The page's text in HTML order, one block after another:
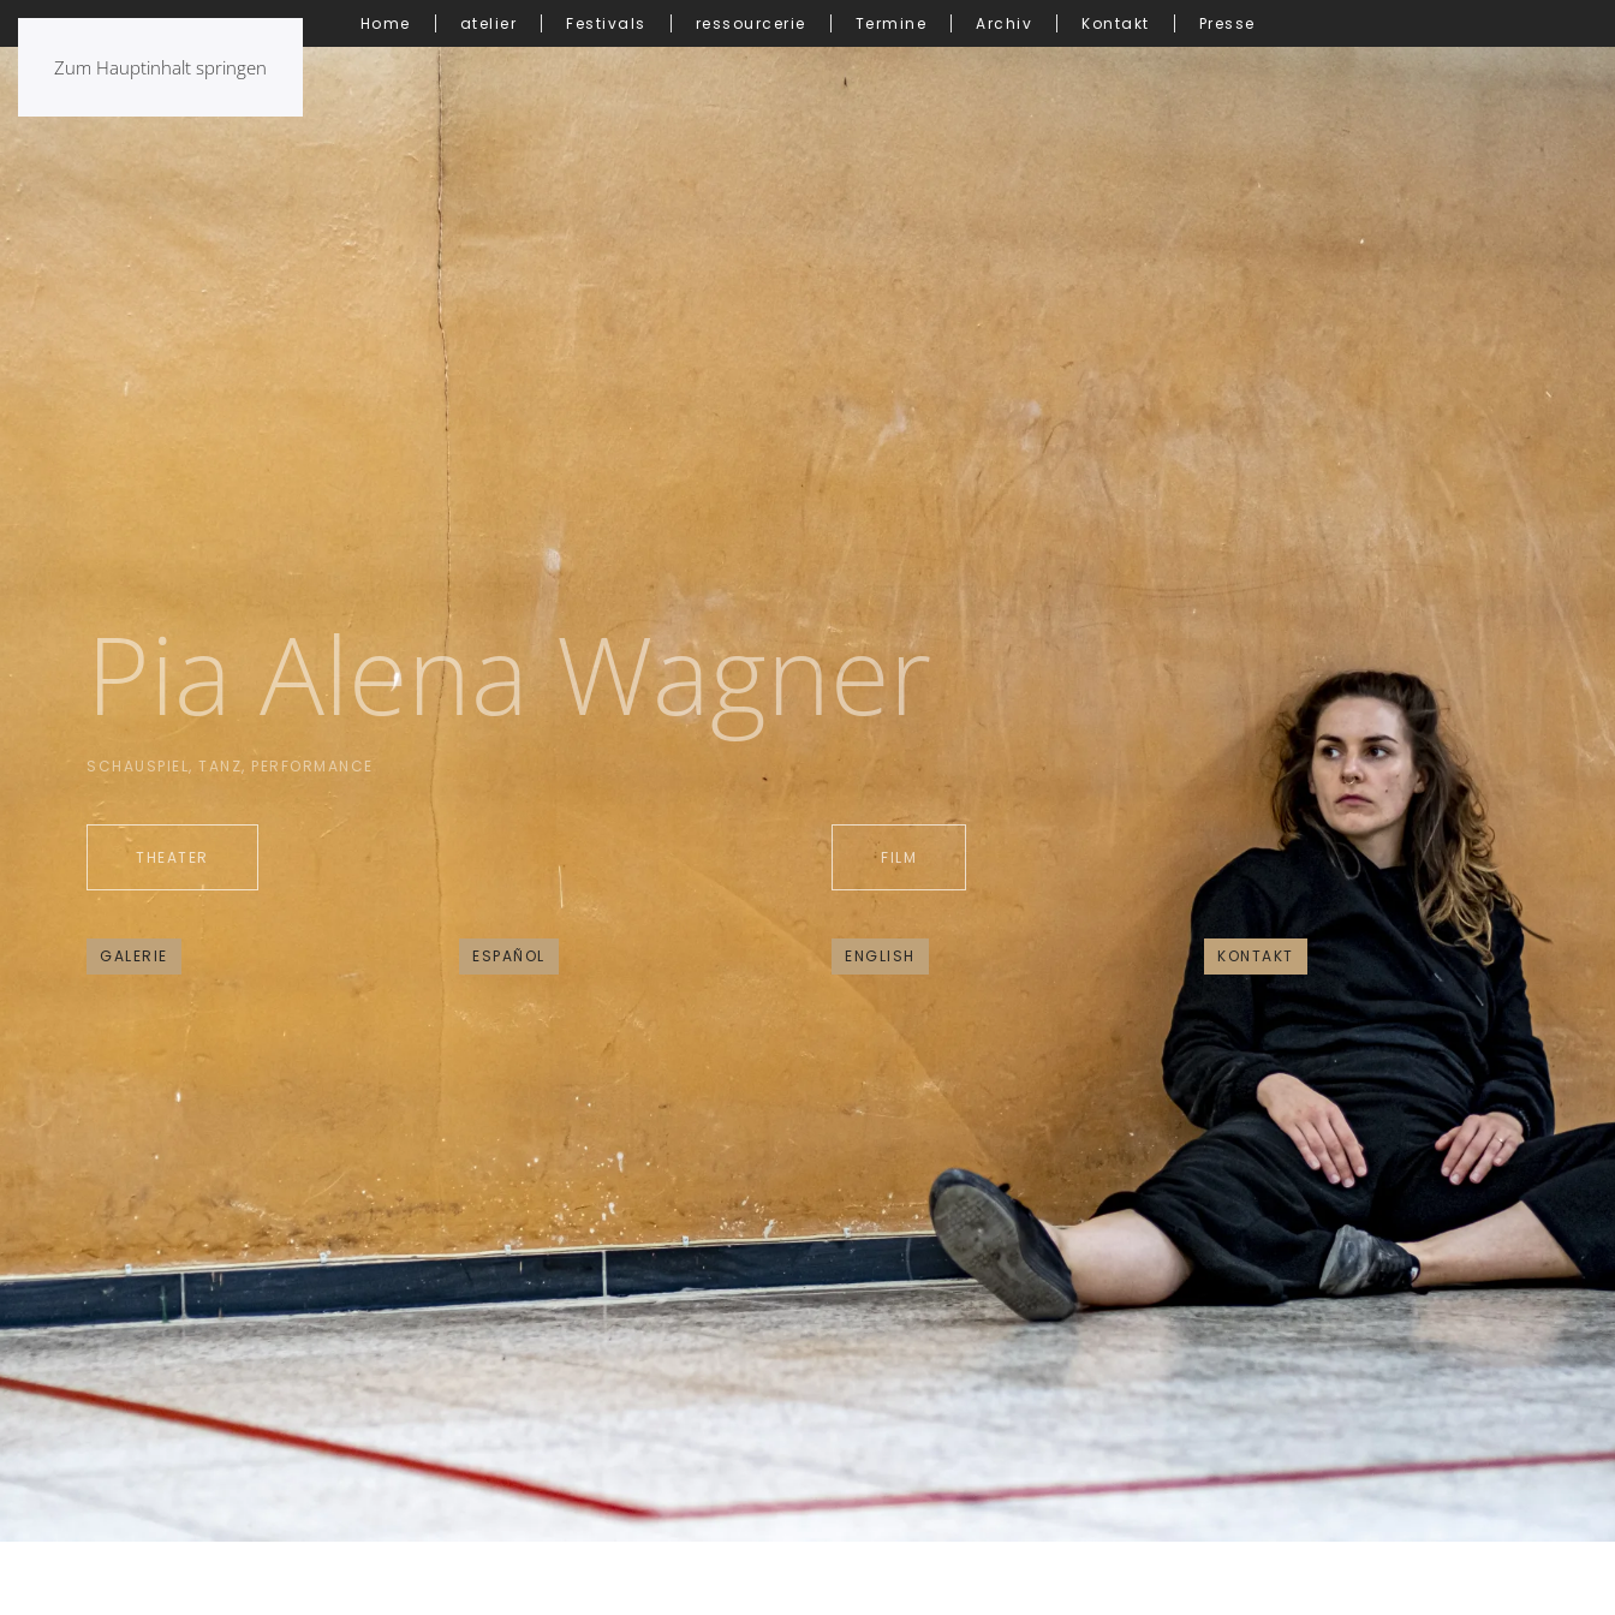
Zum Hauptinhalt springen
Home atelier Festivals ressourcerie Termine Archiv Kontakt Presse
Pia Alena Wagner
SCHAUSPIEL, TANZ, PERFORMANCE
THEATER FILM
GALERIE ESPAÑOL ENGLISH KONTAKT